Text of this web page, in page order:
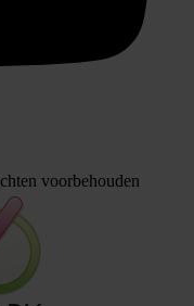
voorbehouden